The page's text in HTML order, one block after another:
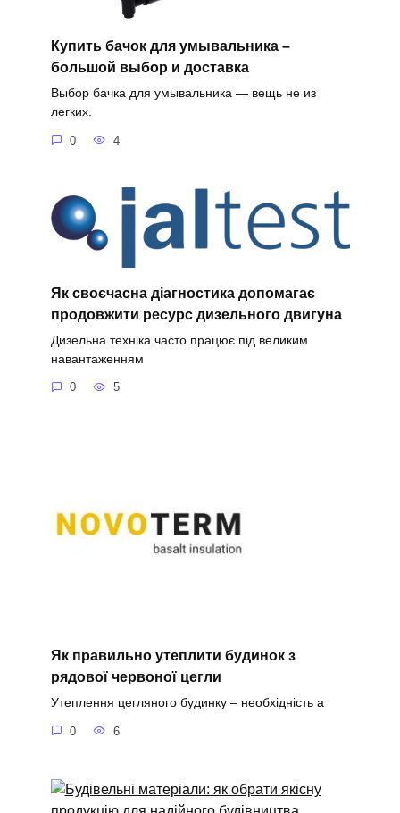
Купить бачок для умывальника –
большой выбор и доставка
Выбор бачка для умывальника — вещь не из
легких.
0 4
Як своєчасна діагностика допомагає
продовжити ресурс дизельного двигуна
Дизельна техніка часто працює під великим
навантаженням
0 5
Як правильно утеплити будинок з
рядової червоної цегли
Утеплення цегляного будинку – необхідність а
0 6